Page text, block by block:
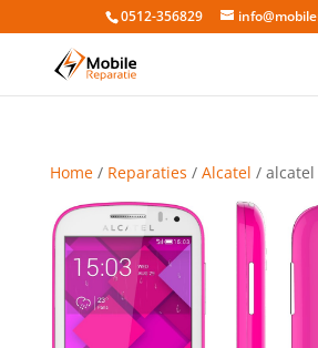
0512-356829
Home/ Reparaties / Alcatel / alcatel